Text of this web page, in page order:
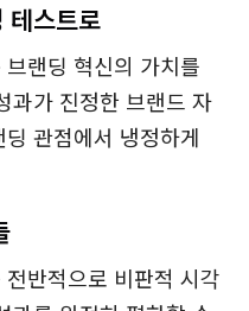
테스트로
랜딩 혁신의 가치를
과가 진정한 브랜드 자
관점에서 냉정하게
반적으로 비판적 시각